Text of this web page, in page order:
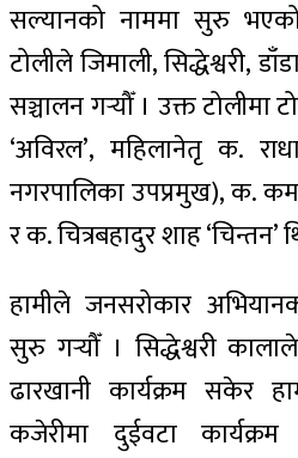
सल्यानको नाममा सुरु भएको
टोलीले जिमाली, सिद्धेश्वरी,
सञ्चालन गर्‍यौँ । उक्त टोलीमा
‘अविरल’, महिलानेतृ क.
नगरपालिका उपप्रमुख), क.
र क. चित्रबहादुर शाह ‘चिन्तन’
हामीले जनसरोकार
सुरु गर्‍यौँ । सिद्धेश्वरी
ढारखानी कार्यक्रम सकेर
कजेरीमा दुईवटा